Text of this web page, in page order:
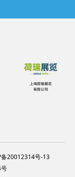
备20012314号-13